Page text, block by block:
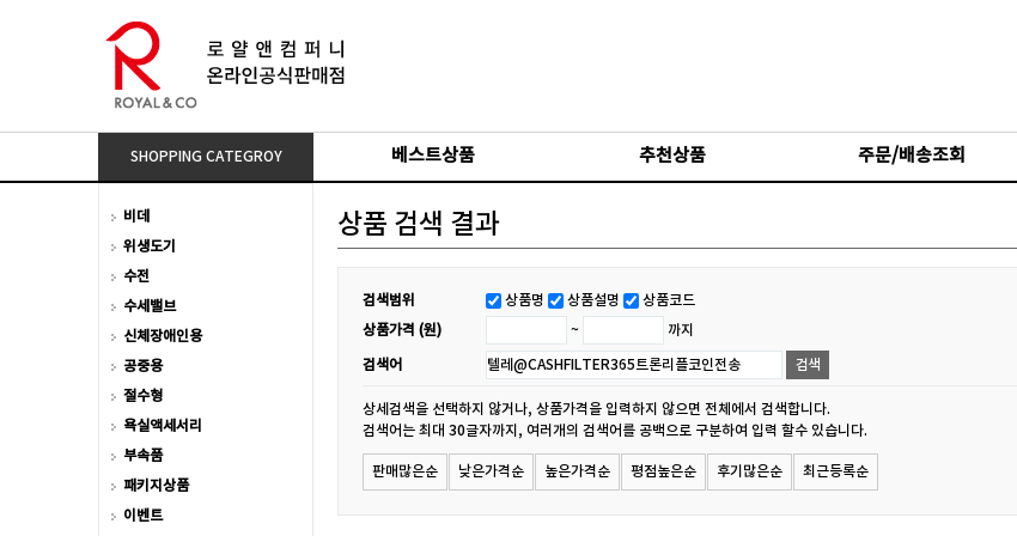
SHOPPING CATEGROY 베스트상품 추천상품 주문/배송조회
비데
위생도기
수전
수세밸브
신체장애인용
공중용
절수형
욕실액세서리
부속품
패키지상품
이벤트
상품 검색 결과
검색범위 상품명 상품설명
상품코드
상품가격 (원)
~ 까지
검색어
상세검색을 선택하지 않거나, 상품가격을 입력하지 않으면 전체에서 검색합니다.
검색어는 최대 30글자까지, 여러개의 검색어를 공백으로 구분하여 입력 할수 있습니다.
판매많은순 낮은가격순 높은가격순 평점높은순 후기많은순 최근등록순